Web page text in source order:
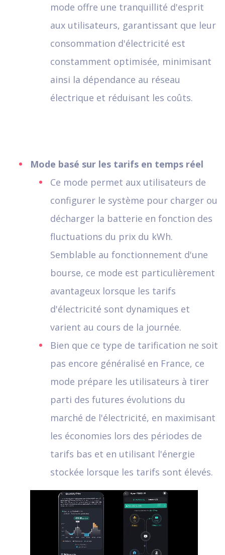
mode offre une tranquillité d'esprit
aux utilisateurs, garantissant que leur
consommation d'électricité est
constamment optimisée, minimisant
ainsi la dépendance au réseau
électrique et réduisant les coûts.
Mode basé sur les tarifs en temps réel
Ce mode permet aux utilisateurs de
configurer le système pour charger ou
décharger la batterie en fonction des
fluctuations du prix du kWh.
Semblable au fonctionnement d'une
bourse, ce mode est particulièrement
avantageux lorsque les tarifs
d'électricité sont dynamiques et
varient au cours de la journée.
Bien que ce type de tarification ne soit
pas encore généralisé en France, ce
mode prépare les utilisateurs à tirer
parti des futures évolutions du
marché de l'électricité, en maximisant
les économies lors des périodes de
tarifs bas et en utilisant l'énergie
stockée lorsque les tarifs sont élevés.